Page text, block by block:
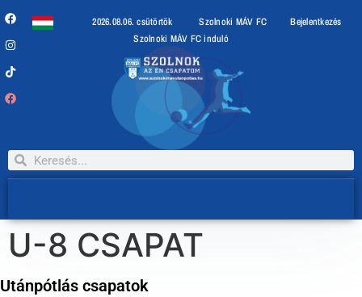
2026.08.06. csütörtök Szolnoki MÁV FC
Bejelentkezés
Szolnoki MÁV FC induló
U-8 CSAPAT
Utánpótlás csapatok